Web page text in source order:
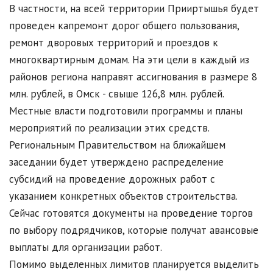
В частности, на всей территории Прииртышья будет
проведен капремонт дорог общего пользования,
ремонт дворовых территорий и проездов к
многоквартирным домам. На эти цели в каждый из
районов региона направят ассигнования в размере 8
млн. рублей, в Омск - свыше 126,8 млн. рублей.
Местные власти подготовили программы и планы
мероприятий по реализации этих средств.
Региональным Правительством на ближайшем
заседании будет утверждено распределение
субсидий на проведение дорожных работ с
указанием конкретных объектов строительства.
Сейчас готовятся документы на проведение торгов
по выбору подрядчиков, которые получат авансовые
выплаты для организации работ.
Помимо выделенных лимитов планируется выделить